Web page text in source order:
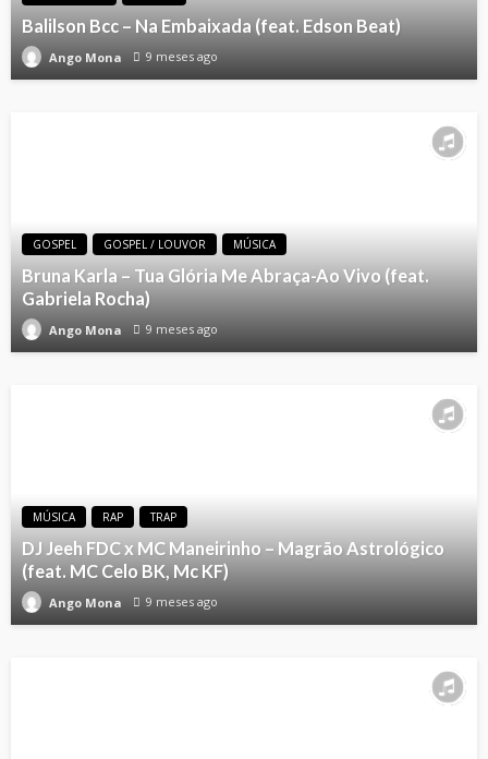
Balilson Bcc – Na Embaixada (feat. Edson Beat)
Ango Mona 9 meses ago
GOSPEL GOSPEL / LOUVOR MÚSICA
Bruna Karla – Tua Glória Me Abraça-Ao Vivo (feat.
Gabriela Rocha)
Ango Mona 9 meses ago
MÚSICA RAP TRAP
DJ Jeeh FDC x MC Maneirinho – Magrão Astrológico
(feat. MC Celo BK, Mc KF)
Ango Mona 9 meses ago